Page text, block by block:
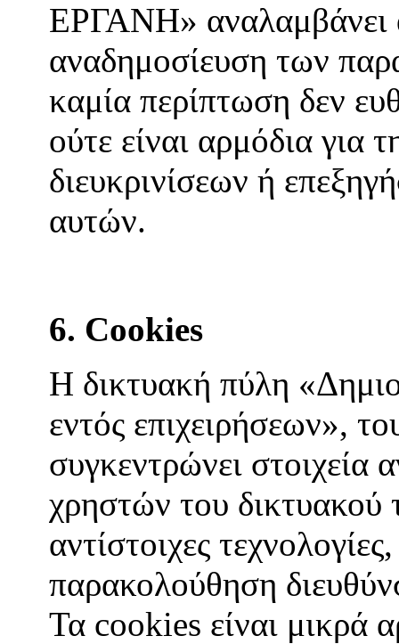
ΕΡΓΑΝΗ» αναλαμβάνει
αναδημοσίευση των
καμία περίπτωση δεν
ούτε είναι αρμόδια για
διευκρινίσεων ή
αυτών.
6. Cookies
Η δικτυακή πύλη
εντός επιχειρήσεων»,
συγκεντρώνει στοιχεία
χρηστών του δικτυακού
αντίστοιχες
παρακολούθηση
Τα cookies είναι μικρά